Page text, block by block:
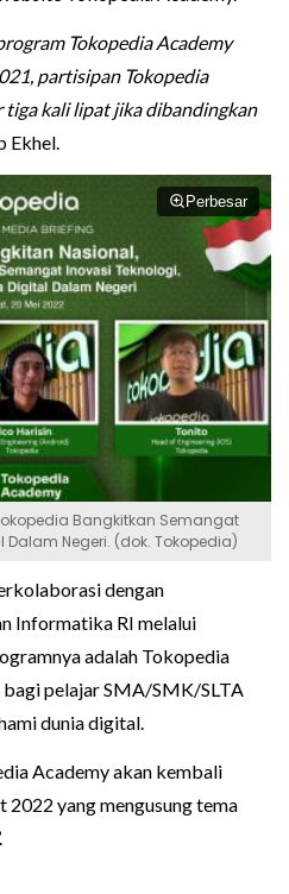
Tokopedia Academy
partisipan Tokopedia
kali lipat jika dibandingkan
Ekhel.
Perbesar
Bangkitkan Semangat
Negeri. (dok. Tokopedia)
dengan
Informatika RI melalui
adalah Tokopedia
pelajar SMA/SMK/SLTA
dunia digital.
Academy akan kembali
2022 yang mengusung tema